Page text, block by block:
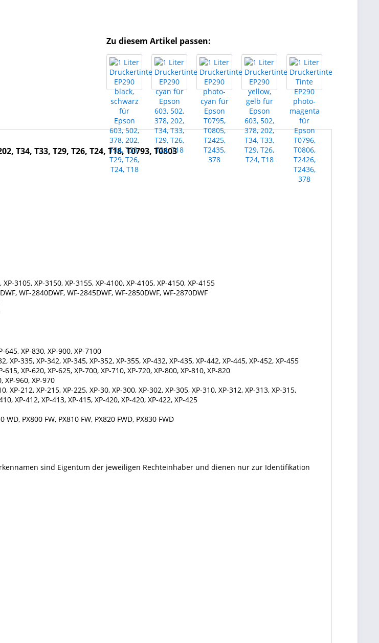
Zu diesem Artikel passen:
T34, T33, T29, T26, T24, T18, T0793, T0803
3105, XP-3150, XP-3155, XP-4100, XP-4105, XP-4150, XP-4155
WF-2840DWF, WF-2845DWF, WF-2850DWF, WF-2870DWF
XP-830, XP-900, XP-7100
335, XP-342, XP-345, XP-352, XP-355, XP-432, XP-435, XP-442, XP-445, XP-452, XP-455
XP-620, XP-625, XP-700, XP-710, XP-720, XP-800, XP-810, XP-820
XP-960, XP-970
212, XP-215, XP-225, XP-30, XP-300, XP-302, XP-305, XP-310, XP-312, XP-313, XP-315,
XP-412, XP-413, XP-415, XP-420, XP-420, XP-422, XP-425
PX800 FW, PX810 FW, PX820 FWD, PX830 FWD
sind Eigentum der jeweiligen Rechteinhaber und dienen nur zur Identifikation